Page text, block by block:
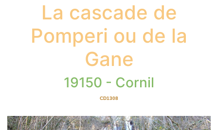
La cascade de
Pomperi ou de la
Gane
19150 - Cornil
CD1308